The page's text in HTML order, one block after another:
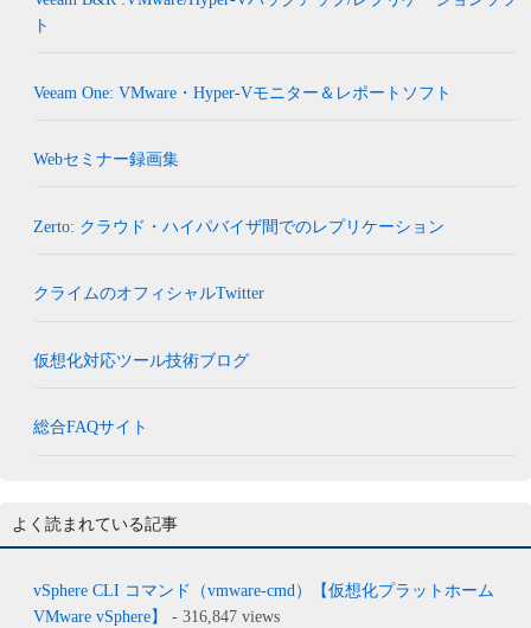
ト
Veeam One: VMware・Hyper-Vモニター＆レポートソフト
Webセミナー録画集
Zerto: クラウド・ハイパバイザ間でのレプリケーション
クライムのオフィシャルTwitter
仮想化対応ツール技術ブログ
総合FAQサイト
よく読まれている記事
vSphere CLI コマンド（vmware-cmd）【仮想化プラットホーム
VMware vSphere】
- 316,847 views